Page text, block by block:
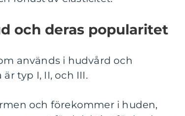
och deras popularitet
används i hudvård och
typ I, II, och III.
och förekommer i huden,